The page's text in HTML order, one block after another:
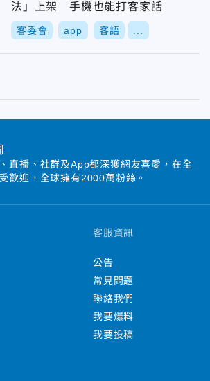
法」上架 手機也能打客家話
客委會 app 客語
直播、社群及App都深獲網友喜愛，在全
歡迎，全球擁有2000萬粉絲。
客服資訊
公告
常見問題
聯絡我們
我要爆料
我要投稿